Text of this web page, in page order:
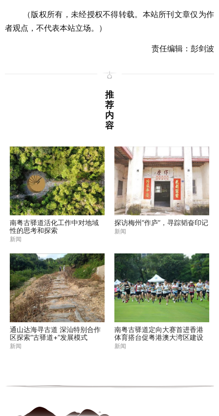
（版权所有，未经授权不得转载。本站所刊文章仅为作
者观点，不代表本站立场。）
责任编辑：彭剑波
推
荐
内
容
南粤古驿道活化工作中对地域
性的思考和探索
新闻
探访梅州“作庐”，寻踪韬奋印记
新闻
通山达海寻古道 深汕特别合作
区探索“古驿道+”发展模式
新闻
南粤古驿道定向大赛首进香港
体育搭台促粤港澳大湾区建设
新闻